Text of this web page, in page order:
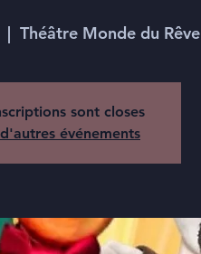
|
Théâtre Monde du Rêve
sont closes
événements